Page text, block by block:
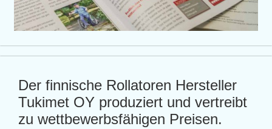
Der finnische Rollatoren Hersteller
Tukimet OY produziert und vertreibt
zu wettbewerbsfähigen Preisen.